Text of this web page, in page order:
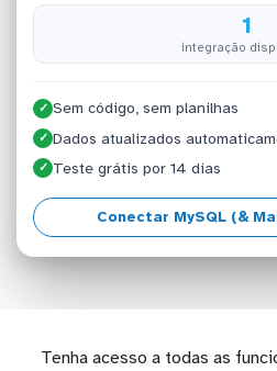
1
integração
✓ Sem código, sem planilhas
✓ Dados atualizados
✓ Teste grátis por 14 dias
Conectar MySQL (&
Tenha acesso a todas as